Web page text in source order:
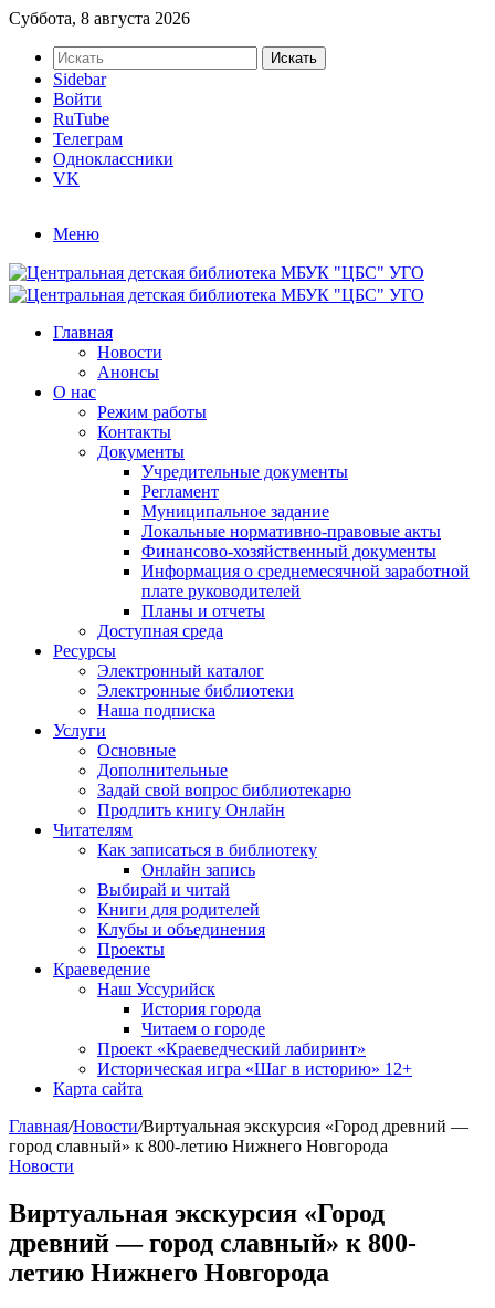
Суббота, 8 августа 2026
Искать
Sidebar
Войти
RuTube
Телеграм
Одноклассники
VK
Меню
Главная
Новости
Анонсы
О нас
Режим работы
Контакты
Документы
Учредительные документы
Регламент
Муниципальное задание
Локальные нормативно-правовые акты
Финансово-хозяйственный документы
Информация о среднемесячной заработной
плате руководителей
Планы и отчеты
Доступная среда
Ресурсы
Электронный каталог
Электронные библиотеки
Наша подписка
Услуги
Основные
Дополнительные
Задай свой вопрос библиотекарю
Продлить книгу Онлайн
Читателям
Как записаться в библиотеку
Онлайн запись
Выбирай и читай
Книги для родителей
Клубы и объединения
Проекты
Краеведение
Наш Уссурийск
История города
Читаем о городе
Проект «Краеведческий лабиринт»
Историческая игра «Шаг в историю» 12+
Карта сайта
Главная/Новости/Виртуальная экскурсия «Город древний —
город славный» к 800-летию Нижнего Новгорода
Новости
Виртуальная экскурсия «Город
древний — город славный» к 800-
летию Нижнего Новгорода